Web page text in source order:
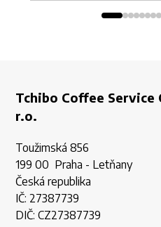
Tchibo Coffee Service
r.o.
Toužimská 856
199 00 Praha - Letňany
Česká republika
IČ: 27387739
DIČ: CZ27387739